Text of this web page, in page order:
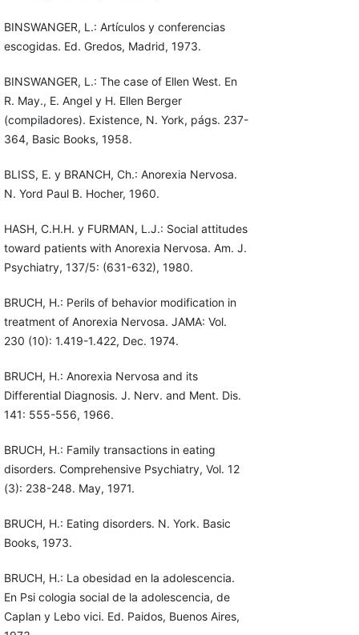
BINSWANGER, L.: Artículos y conferencias
escogidas. Ed. Gredos, Madrid, 1973.
BINSWANGER, L.: The case of Ellen West. En
R. May., E. Angel y H. Ellen Berger
(compiladores). Existence, N. York, págs. 237-
364, Basic Books, 1958.
BLISS, E. y BRANCH, Ch.: Anorexia Nervosa.
N. Yord Paul B. Hocher, 1960.
HASH, C.H.H. y FURMAN, L.J.: Social attitudes
toward patients with Anorexia Nervosa. Am. J.
Psychiatry, 137/5: (631-632), 1980.
BRUCH, H.: Perils of behavior modification in
treatment of Anorexia Nervosa. JAMA: Vol.
230 (10): 1.419-1.422, Dec. 1974.
BRUCH, H.: Anorexia Nervosa and its
Differential Diagnosis. J. Nerv. and Ment. Dis.
141: 555-556, 1966.
BRUCH, H.: Family transactions in eating
disorders. Comprehensive Psychiatry, Vol. 12
(3): 238-248. May, 1971.
BRUCH, H.: Eating disorders. N. York. Basic
Books, 1973.
BRUCH, H.: La obesidad en la adolescencia.
En Psi cologia social de la adolescencia, de
Caplan y Lebo vici. Ed. Paidos, Buenos Aires,